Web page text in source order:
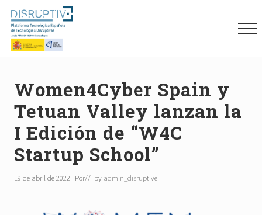
Menu
Skip
main
content
Skip
primary
sidebar
Skip
footer
Women4Cyber Spain y
Tetuan Valley lanzan la
I Edición de “W4C
Startup School”
19 de abril de 2022 Por// by admin_disruptive